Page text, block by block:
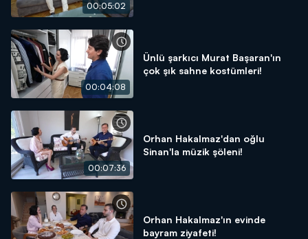
00:05:02
00:04:08
Ünlü şarkıcı Murat Başaran'ın
çok şık sahne kostümleri!
00:07:36
Orhan Hakalmaz'dan oğlu
Sinan'la müzik şöleni!
Orhan Hakalmaz'ın evinde
bayram ziyafeti!